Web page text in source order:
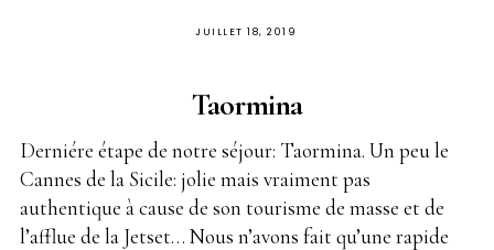
PUBLIÉ
JUILLET 18, 2019
Taormina
Derniére étape de notre séjour: Taormina. Un peu le
Cannes de la Sicile: jolie mais vraiment pas
authentique à cause de son tourisme de masse et de
l’afflue de la Jetset… Nous n’avons fait qu’une rapide